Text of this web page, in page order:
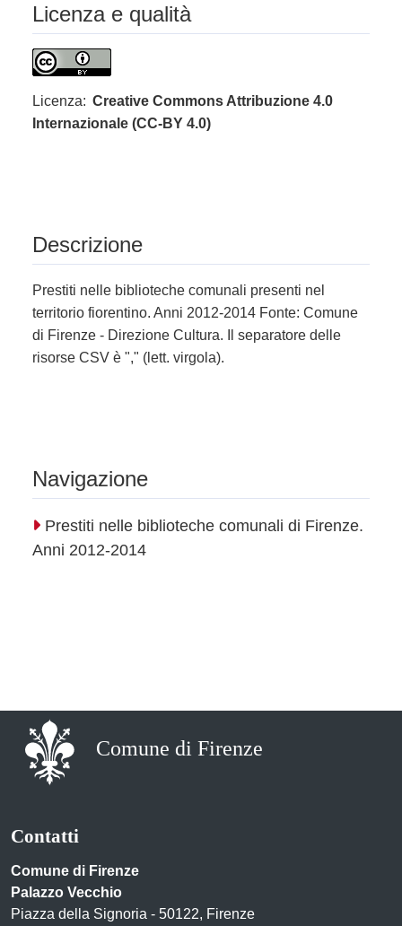
Licenza e qualità
Licenza: Creative Commons Attribuzione 4.0
Internazionale (CC-BY 4.0)
Descrizione
Prestiti nelle biblioteche comunali presenti nel
territorio fiorentino. Anni 2012-2014 Fonte: Comune
di Firenze - Direzione Cultura. Il separatore delle
risorse CSV è "," (lett. virgola).
Navigazione
Prestiti nelle biblioteche comunali di Firenze.
Anni 2012-2014
Comune di Firenze
Contatti
Comune di Firenze
Palazzo Vecchio
Piazza della Signoria - 50122, Firenze